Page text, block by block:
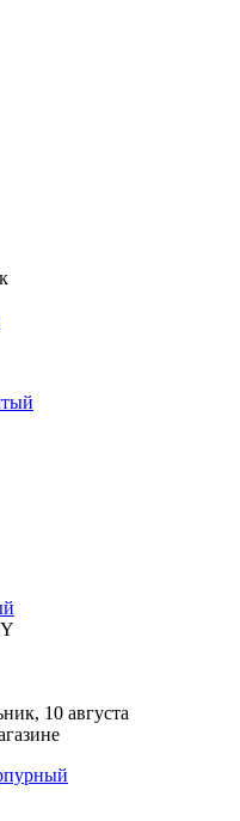
10 августа